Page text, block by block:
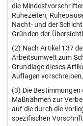
die
Ruhezeiten,
Nacht- und der
Gründen der
(2) Nach Artikel 137
Arbeitsumwelt zum
Grundlage dieses
Auflagen
(3) Die
Maßnahmen zur
auf die durch die
spezifischen